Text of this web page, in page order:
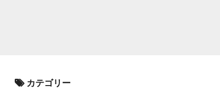
カテゴリー